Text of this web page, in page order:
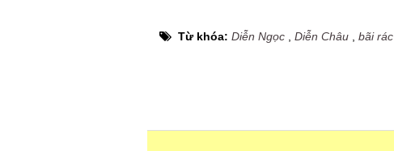
Từ khóa: Diễn Ngọc Diễn Châu bãi rác